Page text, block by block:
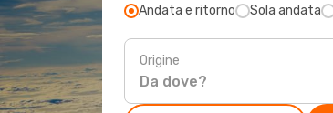
Andata e ritorno Sola andata
Origine